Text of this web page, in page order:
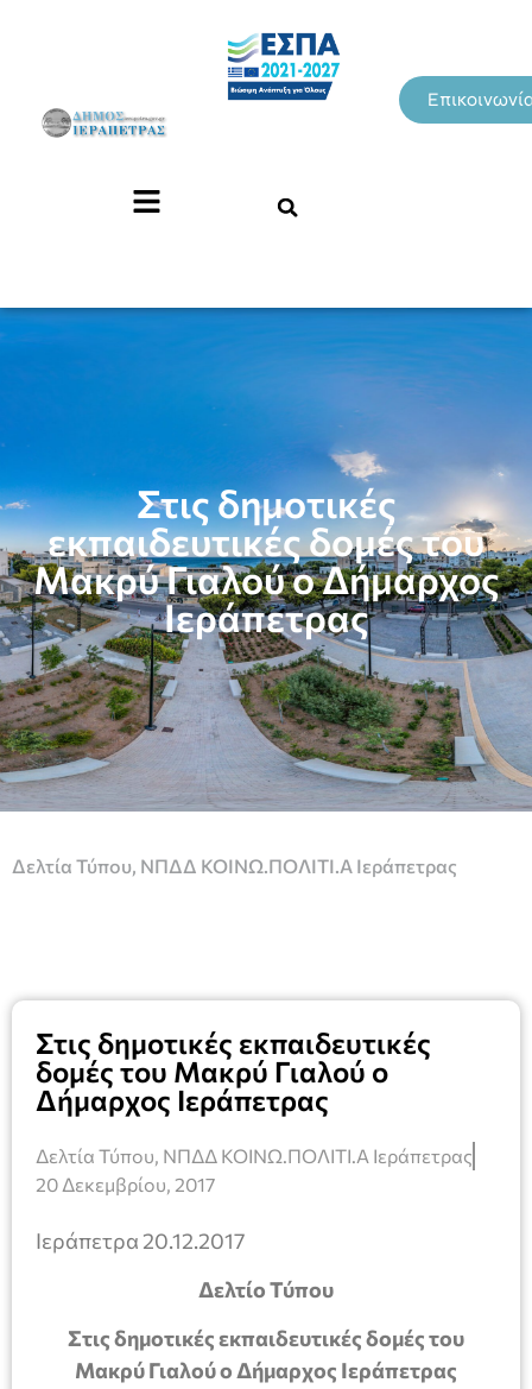
Στις δημοτικές
εκπαιδευτικές δομές του
Μακρύ Γιαλού ο Δήμαρχος
Ιεράπετρας
Δελτία Τύπου ΝΠΔΔ ΚΟΙΝΩ.ΠΟΛΙΤΙ.Α Ιεράπετρας
Στις δημοτικές εκπαιδευτικές
δομές του Μακρύ Γιαλού ο
Δήμαρχος Ιεράπετρας
Δελτία Τύπου ΝΠΔΔ ΚΟΙΝΩ.ΠΟΛΙΤΙ.Α Ιεράπετρας
20 Δεκεμβρίου, 2017
Ιεράπετρα 20.12.2017
Δελτίο Τύπου
Στις δημοτικές εκπαιδευτικές δομές του
Μακρύ Γιαλού ο Δήμαρχος Ιεράπετρας